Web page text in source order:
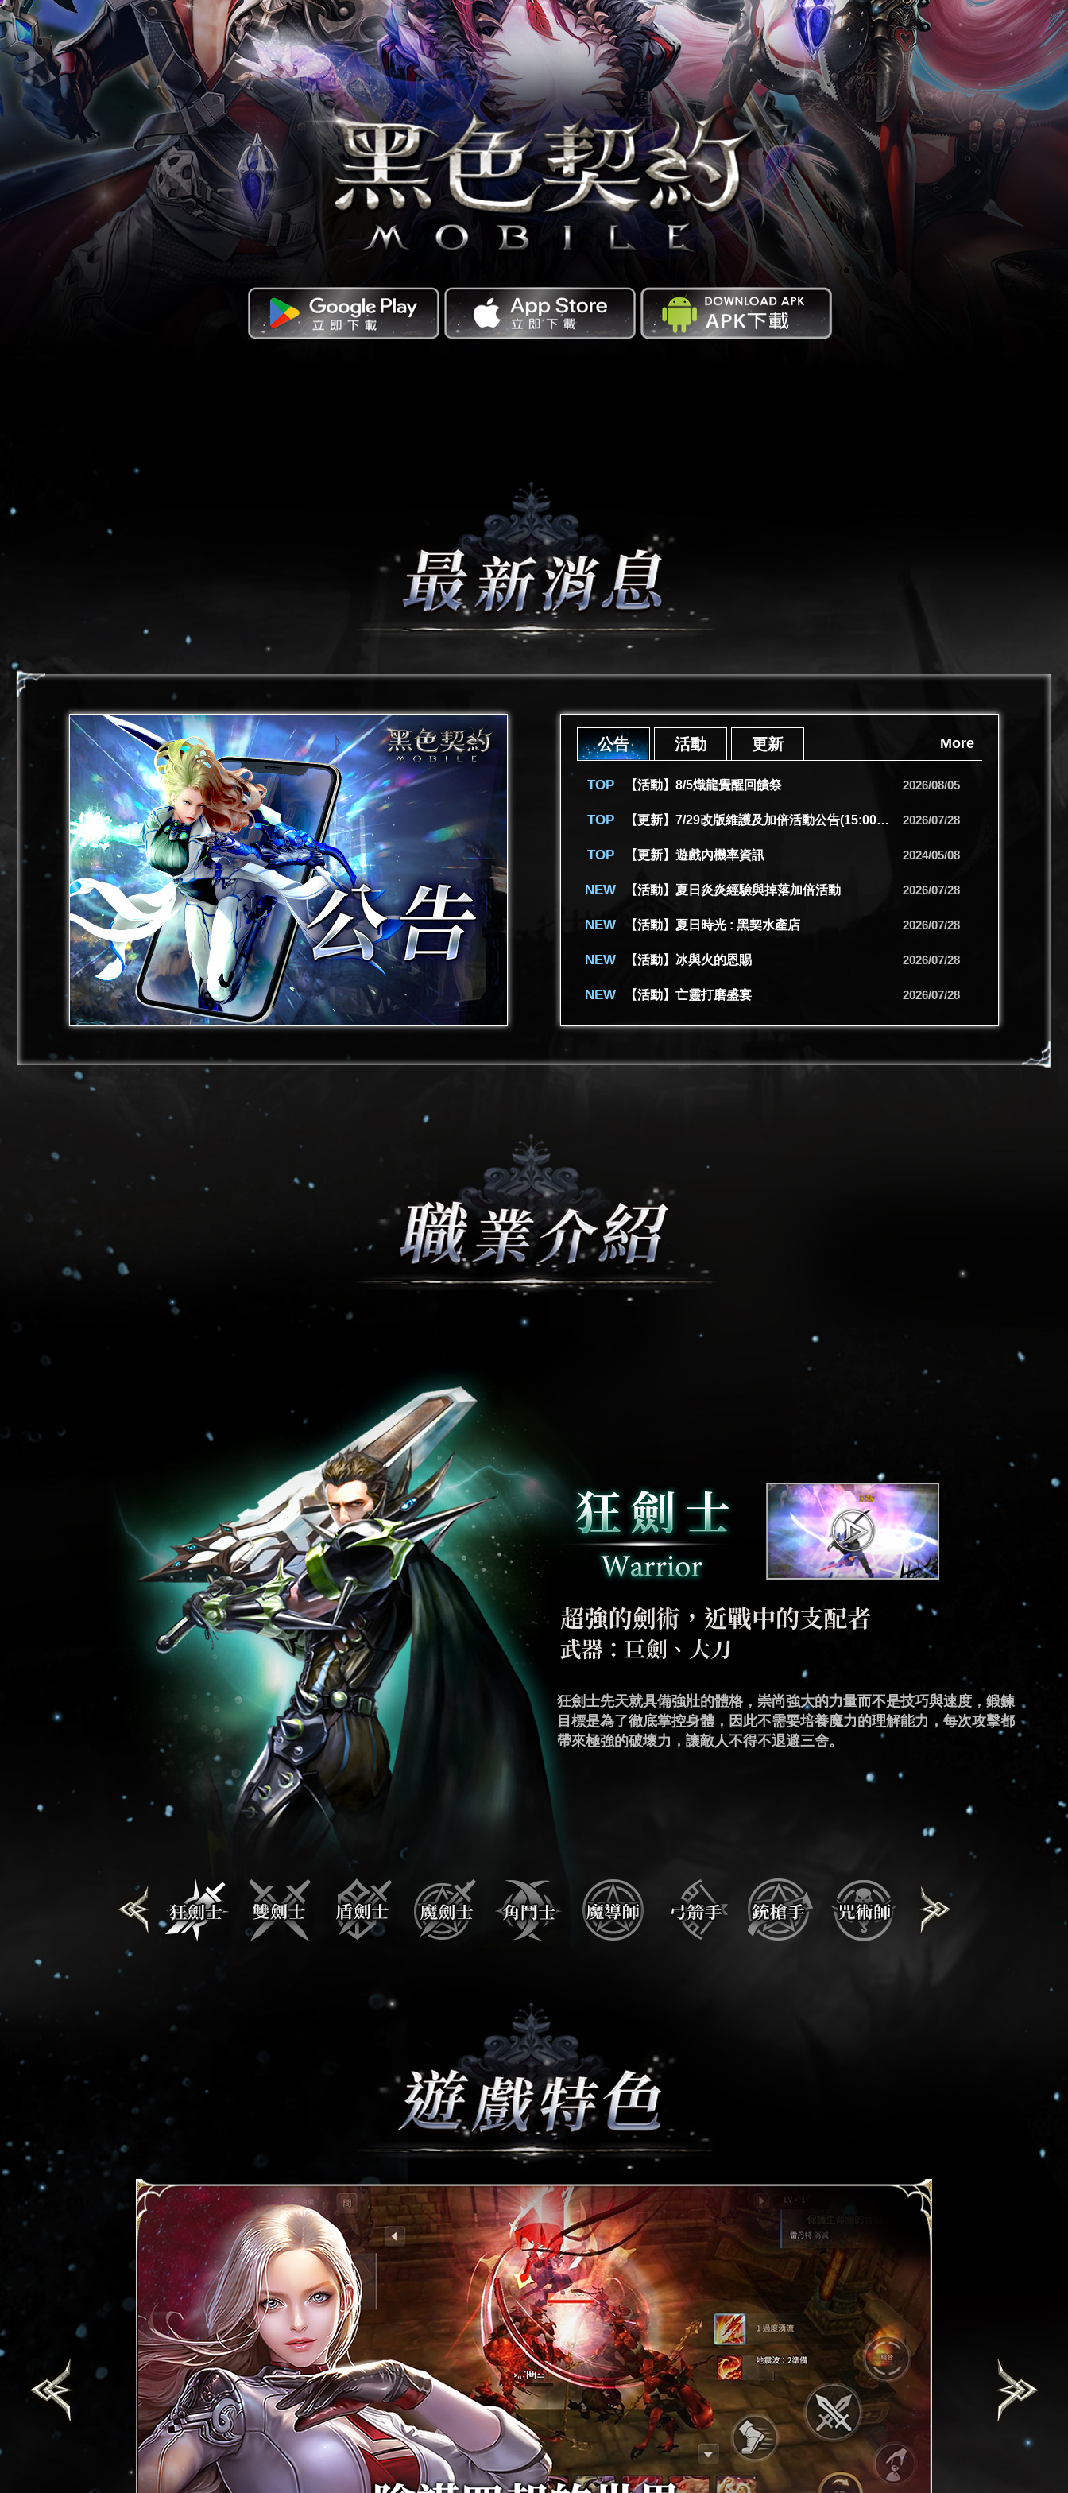
公告 活動 更新 More
【活動】8/5熾龍覺醒回饋祭 2026/08/05
【更新】7/29改版維護及加倍活動公告(15:00更新) 2026/07/28
【更新】遊戲內機率資訊 2024/05/08
【活動】夏日炎炎經驗與掉落加倍活動 2026/07/28
【活動】夏日時光 : 黑契水產店 2026/07/28
【活動】冰與火的恩賜 2026/07/28
【活動】亡靈打磨盛宴 2026/07/28
狂劍士先天就具備強壯的體格，崇尚強大的力量而不是技巧與速度，鍛鍊
目標是為了徹底掌控身體，因此不需要培養魔力的理解能力，每次攻擊都
帶來極強的破壞力，讓敵人不得不退避三舍。
雙劍士追求精湛的技巧與敏捷的速度，有著超乎常人的反應能力，利用極
高的敏捷特性在戰場上迅速穿梭，極快的速度讓他們能夠產生分身幻象擾
亂敵人視線，讓敵人難以抓住他的身影，創造絕佳的攻擊機會。
盾劍士渴望極強的防禦能力，不滿足於穿戴防禦力較高的重型盔甲，他們
嘗試將魔力運用在防禦上，讓武器轉變為星之盾，開創出新的魔力運用方
式。成為擁有絕對防禦能力的戰士。
魔劍士在一次次研究中，成功將魔法與劍術結合，發展出高超的戰鬥方
式，每次攻擊帶來強大的破壞力，但由於需要同時使用兩種戰鬥方式的力
量，因此在培養訓練上需要花費較多心力。
角鬥士有著與生俱來的戰鬥本能，透過控制對敵人產生的憤怒情緒，來激
發自身的戰鬥能力。為了能夠最大程度的運用飛輪施展技能，同時負擔盔
甲重量，他們需要不斷的磨練自身的力量和靈活性來達成目的。
魔導師是掌握著魔法、爆發力和超級強大破壞力的絕對強者。他們可以隨
心所欲地操控體內魔力與自然之力共鳴，甚至於同時施展多種魔法，將其
化為毀滅性的魔法攻擊，破壞力足以令敵人望而生畏。
弓箭手起源於魔導師，將魔力轉化為箭矢造成巨大的破壞力，而靈活性是
他們最大的優勢之一，在戰場上輕鬆改變位置和躲避敵人的攻擊，憑藉著
靈活的身手和卓越的射擊技巧，強大的遠程支援成為戰場上勝利的關鍵。
銃槍手繼承了賢者之塔秘密部隊的戰鬥模式，將武器轉變為槍械的多種型
態，訓練著重於提高準確度和快速反應能力，使得他們能夠在高壓環境下
保持冷靜，以精準的射擊給予敵人致命的打擊，成為了遠距離射擊專家。
咒術師行為舉止透露出神秘和邪惡的氛圍，他們通過將魔力與靈魂結合，
形成強大的禁忌力量來提升自己的魔力，擅長施展恐怖且極具摧毀力的黑
暗魔法，對敵人造成極大的破壞和混亂，成為戰場上讓敵人心生畏懼的存
在。